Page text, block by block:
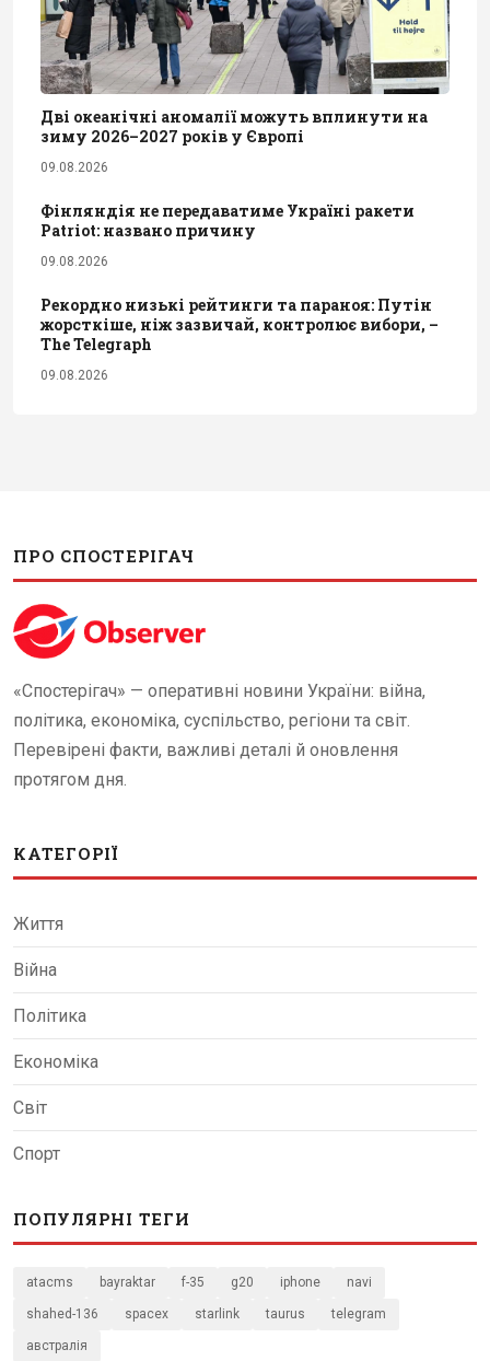
Дві океанічні аномалії можуть вплинути на
зиму 2026–2027 років у Європі
09.08.2026
Фінляндія не передаватиме Україні ракети
Patriot: названо причину
09.08.2026
Рекордно низькі рейтинги та параноя: Путін
жорсткіше, ніж зазвичай, контролює вибори, –
The Telegraph
09.08.2026
ПРО СПОСТЕРІГАЧ
«Спостерігач» — оперативні новини України: війна,
політика, економіка, суспільство, регіони та світ.
Перевірені факти, важливі деталі й оновлення
протягом дня.
КАТЕГОРІЇ
Життя
Війна
Політика
Економіка
Світ
Спорт
ПОПУЛЯРНІ ТЕГИ
atacms bayraktar f-35 g20 iphone navi
shahed-136 spacex starlink taurus telegram
австралія